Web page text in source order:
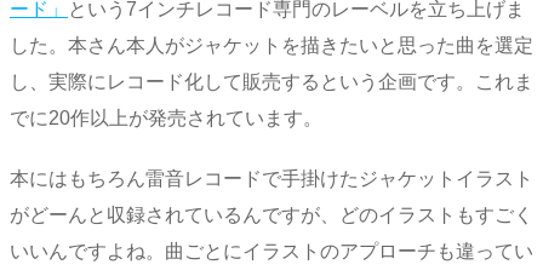
ード」
という7インチレコード専門のレーベルを立ち上げま
した。本さん本人がジャケットを描きたいと思った曲を選定
し、実際にレコード化して販売するという企画です。これま
でに20作以上が発売されています。
本にはもちろん雷音レコードで手掛けたジャケットイラスト
がどーんと収録されているんですが、どのイラストもすごく
いいんですよね。曲ごとにイラストのアプローチも違ってい